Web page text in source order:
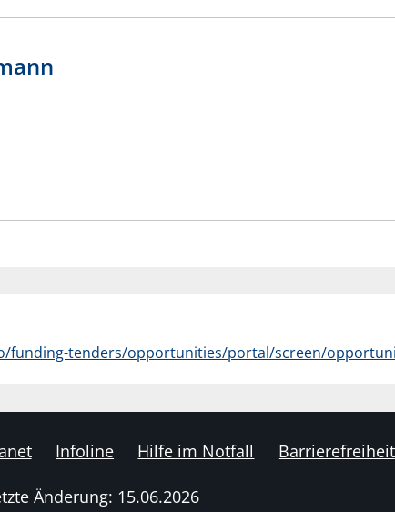
funding-tenders/opportunities/portal/screen/
Infoline Hilfe im Notfall Barrierefreiheit
Änderung: 15.06.2026